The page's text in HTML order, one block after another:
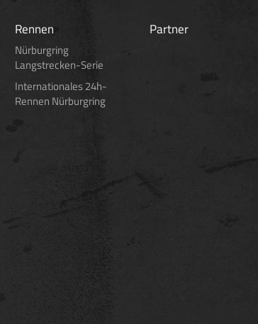
Rennen
Nürburgring
Langstrecken-Serie
Internationales 24h-
Rennen Nürburgring
Partner